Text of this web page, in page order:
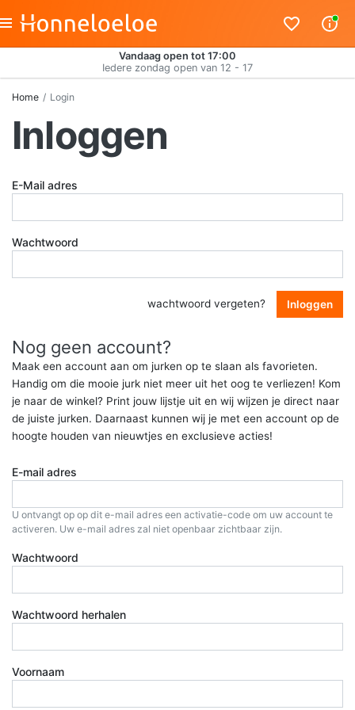
Vandaag open tot 17:00
Iedere zondag open van 12 - 17
Home Login
Inloggen
E-Mail adres
Wachtwoord
wachtwoord vergeten? Inloggen
Nog geen account?
Maak een account aan om jurken op te slaan als favorieten.
Handig om die mooie jurk niet meer uit het oog te verliezen! Kom
je naar de winkel? Print jouw lijstje uit en wij wijzen je direct naar
de juiste jurken. Daarnaast kunnen wij je met een account op de
hoogte houden van nieuwtjes en exclusieve acties!
E-mail adres
U ontvangt op op dit e-mail adres een activatie-code om uw account te
activeren. Uw e-mail adres zal niet openbaar zichtbaar zijn.
Wachtwoord
Wachtwoord herhalen
Voornaam